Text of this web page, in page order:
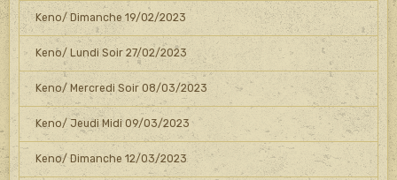
Keno/ Dimanche 19/02/2023
Keno/ Lundi Soir 27/02/2023
Keno/ Mercredi Soir 08/03/2023
Keno/ Jeudi Midi 09/03/2023
Keno/ Dimanche 12/03/2023